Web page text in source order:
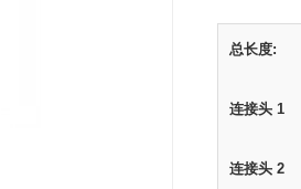
总长度:
连接头 1
连接头 2